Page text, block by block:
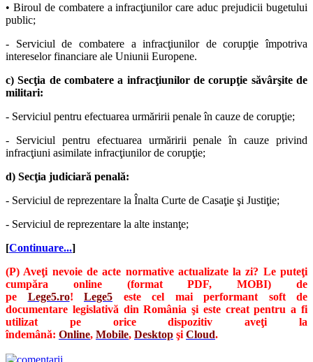
• Biroul de combatere a infracţiunilor care aduc prejudicii bugetului
public;
- Serviciul de combatere a infracţiunilor de corupţie împotriva
intereselor financiare ale Uniunii Europene.
c) Secţia de combatere a infracţiunilor de corupţie săvârşite de
militari:
- Serviciul pentru efectuarea urmăririi penale în cauze de corupţie;
- Serviciul pentru efectuarea urmăririi penale în cauze privind
infracţiuni asimilate infracţiunilor de corupţie;
d) Secţia judiciară penală:
- Serviciul de reprezentare la Înalta Curte de Casaţie şi Justiţie;
- Serviciul de reprezentare la alte instanţe;
[Continuare...]
(P) Aveţi nevoie de acte normative actualizate la zi? Le puteţi
cumpăra online (format PDF, MOBI) de
pe
Lege5.ro! Lege5
este cel mai performant soft de
documentare legislativă din România şi este creat pentru a fi
utilizat pe orice dispozitiv aveţi la
îndemână: Online, Mobile, Desktop şi Cloud.